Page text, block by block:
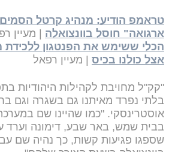
טראמפ הודיע: מנהיג קרטל
ארגואה" חוסל בוונצואלה | מעיין
הכלי ששימש את הפנטגון ללכידת
אצל כולנו בכיס | מעיין רפאל
"קק"ל מחויבת לקהילות היהודיות
בלתי נפרד מאיתנו גם בשגרה וגם
אוסטרינסקי. "כמו שהיינו שם
בבית שמש, באר שבע, דימונה וערד
שספגו פגיעות קשות, כך נהיה שם